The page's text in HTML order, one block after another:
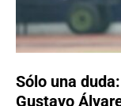
Sólo una
Gustavo